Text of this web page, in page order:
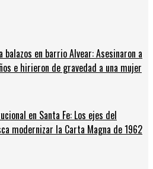
balazos en barrio Alvear: Asesinaron a
e hirieron de gravedad a una mujer
en Santa Fe: Los ejes del
modernizar la Carta Magna de 1962